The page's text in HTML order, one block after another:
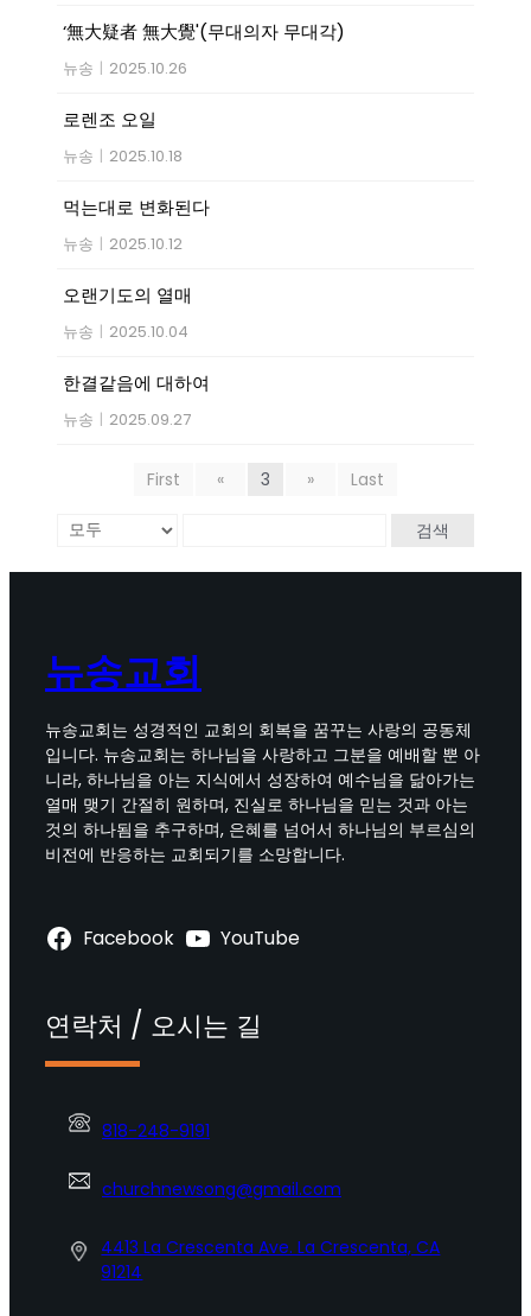
‘無大疑者 無大覺'(무대의자 무대각)
뉴송 | 2025.10.26
로렌조 오일
뉴송 | 2025.10.18
먹는대로 변화된다
뉴송 | 2025.10.12
오랜기도의 열매
뉴송 | 2025.10.04
한결같음에 대하여
뉴송 | 2025.09.27
First « 3 » Last
검색
뉴송교회
뉴송교회는 성경적인 교회의 회복을 꿈꾸는 사랑의 공동체
입니다. 뉴송교회는 하나님을 사랑하고 그분을 예배할 뿐 아
니라, 하나님을 아는 지식에서 성장하여 예수님을 닮아가는
열매 맺기 간절히 원하며, 진실로 하나님을 믿는 것과 아는
것의 하나됨을 추구하며, 은혜를 넘어서 하나님의 부르심의
비전에 반응하는 교회되기를 소망합니다.
Facebook YouTube
연락처 / 오시는 길
818-248-9191
churchnewsong@gmail.com
4413 La Crescenta Ave. La Crescenta, CA
91214